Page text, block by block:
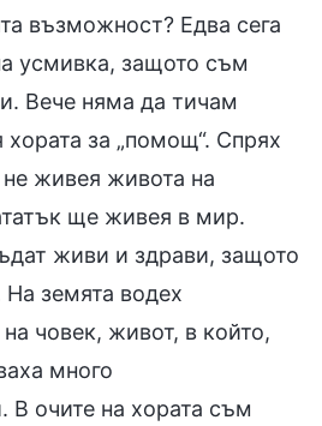
възможност? Едва сега
усмивка, защото съм
Вече няма да тичам
за „помощ“. Спрях
живея живота на
ще живея в мир.
живи и здрави, защото
земята водех
човек, живот, в който,
много
В очите на хората съм